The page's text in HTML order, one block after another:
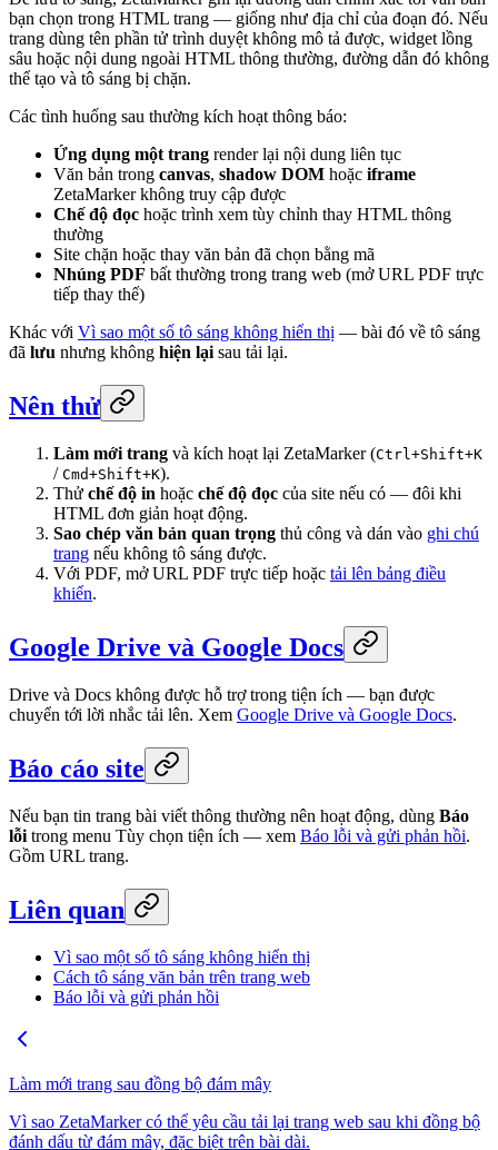
bạn chọn trong HTML trang — giống như địa chỉ của đoạn đó. Nếu
trang dùng tên phần tử trình duyệt không mô tả được, widget lồng
sâu hoặc nội dung ngoài HTML thông thường, đường dẫn đó không
thể tạo và tô sáng bị chặn.
Các tình huống sau thường kích hoạt thông báo:
Ứng dụng một trang render lại nội dung liên tục
Văn bản trong canvas, shadow DOM hoặc iframe
ZetaMarker không truy cập được
Chế độ đọc hoặc trình xem tùy chỉnh thay HTML thông
thường
Site chặn hoặc thay văn bản đã chọn bằng mã
Nhúng PDF bất thường trong trang web (mở URL PDF trực
tiếp thay thế)
Khác với Vì sao một số tô sáng không hiển thị — bài đó về tô sáng
đã lưu nhưng không hiện lạisau tải lại.
Nên thử
Làm mới trang và kích hoạt lại ZetaMarker (Ctrl+Shift+K
/ Cmd+Shift+K).
Thử chế độ in hoặc chế độ đọc của site nếu có — đôi khi
HTML đơn giản hoạt động.
Sao chép văn bản quan trọng thủ công và dán vào ghi chú
trang nếu không tô sáng được.
Với PDF, mở URL PDF trực tiếp hoặc tải lên bảng điều
khiển.
Google Drive và Google Docs
Drive và Docs không được hỗ trợ trong tiện ích — bạn được
chuyển tới lời nhắc tải lên. Xem Google Drive và Google Docs.
Báo cáo site
Nếu bạn tin trang bài viết thông thường nên hoạt động, dùng Báo
lỗi trong menu Tùy chọn tiện ích — xem Báo lỗi và gửi phản hồi.
Gồm URL trang.
Liên quan
Vì sao một số tô sáng không hiển thị
Cách tô sáng văn bản trên trang web
Báo lỗi và gửi phản hồi
Làm mới trang sau đồng bộ đám mây
Vì sao ZetaMarker có thể yêu cầu tải lại trang web sau khi đồng bộ
đánh dấu từ đám mây, đặc biệt trên bài dài.